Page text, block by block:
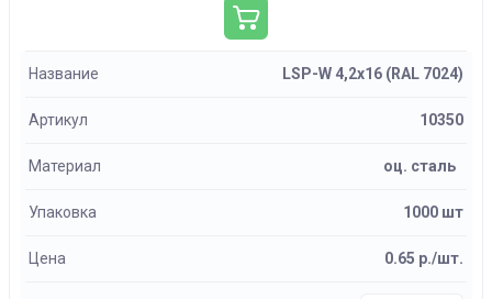
Название LSP-W 4,2х16 (RAL 7024)
Артикул 10350
Материал оц. сталь
Упаковка 1000 шт
Цена 0.65 р./шт.